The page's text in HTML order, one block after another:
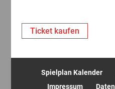
Ticket kaufen
Spielplan Kalender
Impressum